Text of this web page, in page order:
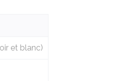
et blanc)